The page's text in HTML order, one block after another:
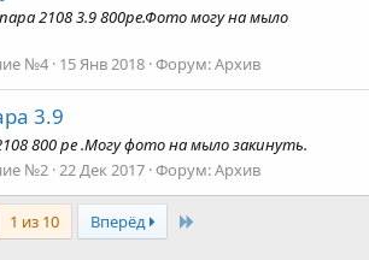
2108 3.9 800ре.Фото могу на мыло
№4 15 Янв 2018 Форум:Архив
3.9
800 ре .Могу фото на мыло закинуть.
№2 22 Дек 2017 Форум:Архив
1 из 10 Вперёд